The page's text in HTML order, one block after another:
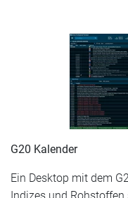
G20 Kalender
Ein Desktop mit dem